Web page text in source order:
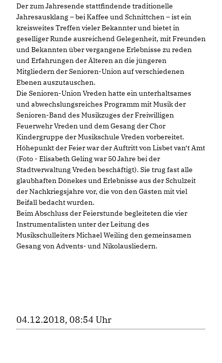
Der zum Jahresende stattfindende traditionelle
Jahresausklang – bei Kaffee und Schnittchen – ist ein
kreisweites Treffen vieler Bekannter und bietet in
geselliger Runde ausreichend Gelegenheit, mit Freunden
und Bekannten über vergangene Erlebnisse zu reden
und Erfahrungen der Älteren an die jüngeren
Mitgliedern der Senioren-Union auf verschiedenen
Ebenen auszutauschen.
Die Senioren-Union Vreden hatte ein unterhaltsames
und abwechslungsreiches Programm mit Musik der
Senioren-Band des Musikzuges der Freiwilligen
Feuerwehr Vreden und dem Gesang der Chor
Kindergruppe der Musikschule Vreden vorbereitet.
Höhepunkt der Feier war der Auftritt von Lisbet van‘t Amt
(Foto - Elisabeth Geling war 50 Jahre bei der
Stadtverwaltung Vreden beschäftigt). Sie trug fast alle
glaubhaften Dönekes und Erlebnisse aus der Schulzeit
der Nachkriegsjahre vor, die von den Gästen mit viel
Beifall bedacht wurden.
Beim Abschluss der Feierstunde begleiteten die vier
Instrumentalisten unter der Leitung des
Musikschulleiters Michael Weiling den gemeinsamen
Gesang von Advents- und Nikolausliedern.
04.12.2018, 08:54 Uhr